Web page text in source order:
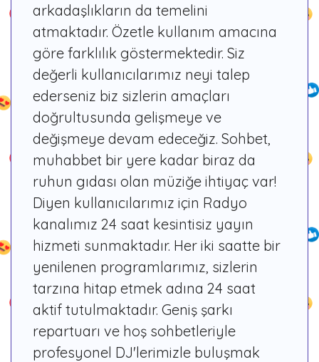
arkadaşlıkların da temelini
atmaktadır. Özetle kullanım amacına
göre farklılık göstermektedir. Siz
değerli kullanıcılarımız neyi talep
ederseniz biz sizlerin amaçları
doğrultusunda gelişmeye ve
değişmeye devam edeceğiz. Sohbet,
muhabbet bir yere kadar biraz da
ruhun gıdası olan müziğe ihtiyaç var!
Diyen kullanıcılarımız için Radyo
kanalımız 24 saat kesintisiz yayın
hizmeti sunmaktadır. Her iki saatte bir
yenilenen programlarımız, sizlerin
tarzına hitap etmek adına 24 saat
aktif tutulmaktadır. Geniş şarkı
repartuarı ve hoş sohbetleriyle
profesyonel DJ'lerimizle buluşmak